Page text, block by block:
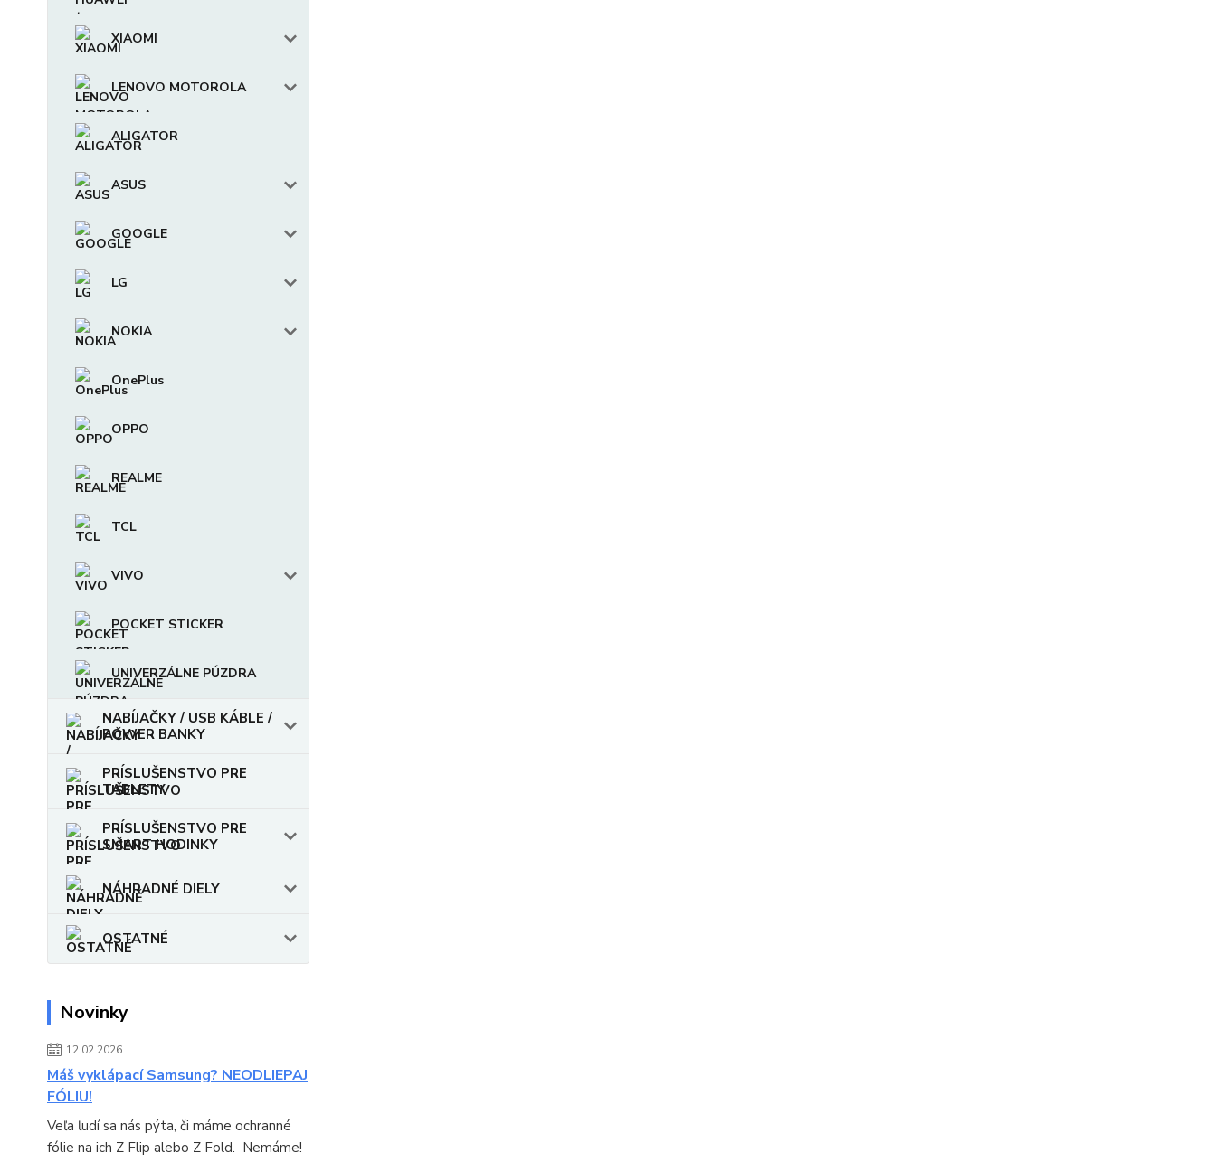
XIAOMI
LENOVO MOTOROLA
ALIGATOR
ASUS
GOOGLE
LG
NOKIA
OnePlus
OPPO
REALME
TCL
VIVO
POCKET STICKER
UNIVERZÁLNE PÚZDRA
NABÍJAČKY / USB KÁBLE /
POWER BANKY
PRÍSLUŠENSTVO PRE
TABLETY
PRÍSLUŠENSTVO PRE
SMART HODINKY
NÁHRADNÉ DIELY
OSTATNÉ
Novinky
12.02.2026
Máš vyklápací Samsung? NEODLIEPAJ
FÓLIU!
Veľa ľudí sa nás pýta, či máme ochranné
fólie na ich Z Flip alebo Z Fold. Nemáme!